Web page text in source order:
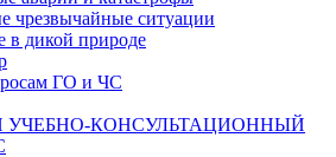
чрезвычайные ситуации
дикой природе
ГО и ЧС
УЧЕБНО-КОНСУЛЬТАЦИОННЫЙ